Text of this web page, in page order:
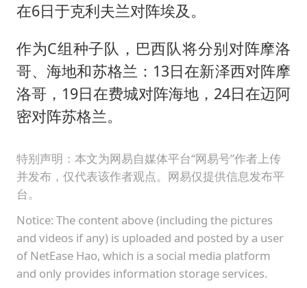
在6日于克利夫兰对阵埃及。
作为C组种子队，巴西队将分别对阵摩洛
哥、海地和苏格兰：13日在新泽西对阵摩
洛哥，19日在费城对阵海地，24日在迈阿
密对阵苏格兰。
特别声明：本文为网易自媒体平台“网易号”作者上传
并发布，仅代表该作者观点。网易仅提供信息发布平
台。
Notice: The content above (including the pictures
and videos if any) is uploaded and posted by a user
of NetEase Hao, which is a social media platform
and only provides information storage services.